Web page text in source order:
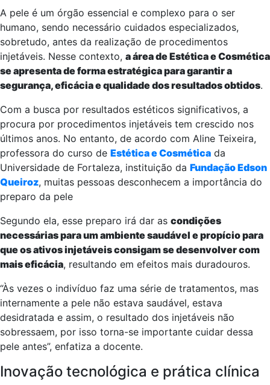
A pele é um órgão essencial e complexo para o ser
humano, sendo necessário cuidados especializados,
sobretudo, antes da realização de procedimentos
injetáveis. Nesse contexto, a área de Estética e Cosmética
se apresenta de forma estratégica para garantir a
segurança, eficácia e qualidade dos resultados obtidos.
Com a busca por resultados estéticos significativos, a
procura por procedimentos injetáveis tem crescido nos
últimos anos. No entanto, de acordo com Aline Teixeira,
professora do curso de Estética e Cosmética da
Universidade de Fortaleza, instituição da Fundação Edson
Queiroz, muitas pessoas desconhecem a importância do
preparo da pele
Segundo ela, esse preparo irá dar as condições
necessárias para um ambiente saudável e propício para
que os ativos injetáveis consigam se desenvolver com
mais eficácia, resultando em efeitos mais duradouros.
“Às vezes o indivíduo faz uma série de tratamentos, mas
internamente a pele não estava saudável, estava
desidratada e assim, o resultado dos injetáveis não
sobressaem, por isso torna-se importante cuidar dessa
pele antes”, enfatiza a docente.
Inovação tecnológica e prática clínica